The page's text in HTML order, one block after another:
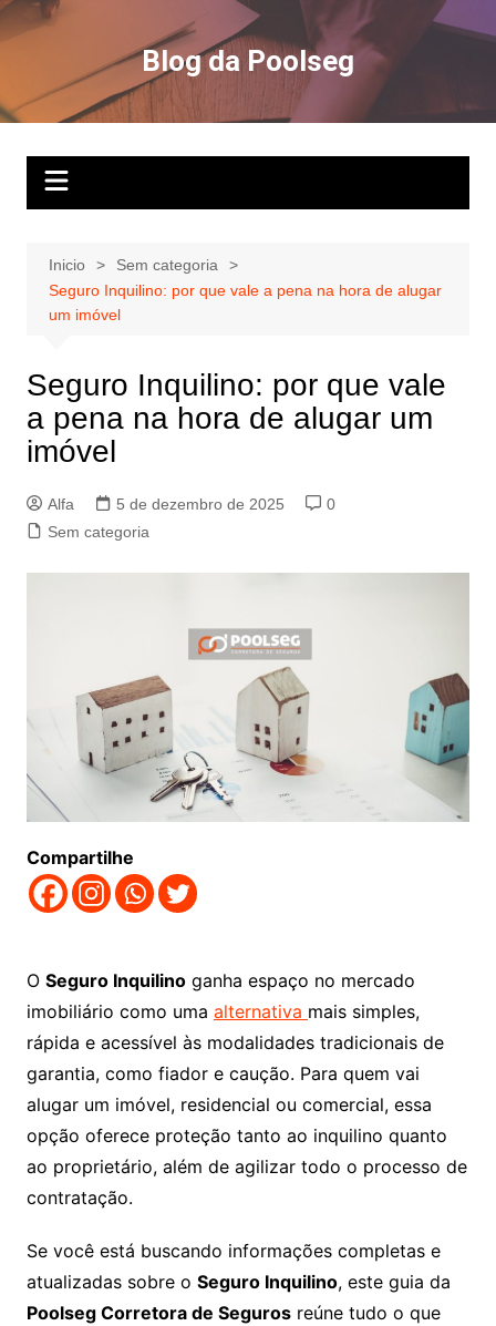
Ir
para
conteúdo
Blog da Poolseg
Inicio
Sem categoria
Seguro Inquilino: por que vale a pena na hora de alugar
um imóvel
Seguro Inquilino: por que vale
a pena na hora de alugar um
imóvel
Alfa 5 de dezembro de 2025
0
Sem categoria
Compartilhe
O Seguro Inquilinoganha espaço no mercado
imobiliário como uma alternativa mais simples,
rápida e acessível às modalidades tradicionais de
garantia, como fiador e caução. Para quem vai
alugar um imóvel, residencial ou comercial, essa
opção oferece proteção tanto ao inquilino quanto
ao proprietário, além de agilizar todo o processo de
contratação.
Se você está buscando informações completas e
atualizadas sobre o Seguro Inquilino, este guia da
Poolseg Corretora de Segurosreúne tudo o que